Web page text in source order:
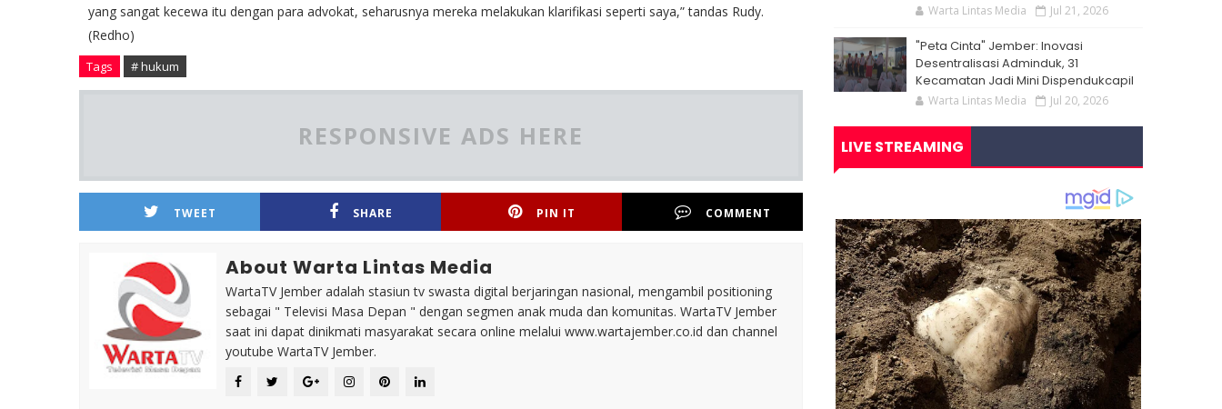
yang sangat kecewa itu dengan para advokat, seharusnya mereka melakukan klarifikasi seperti saya,” tandas Rudy.
(Redho)
Tags # hukum
RESPONSIVE ADS HERE
TWEET SHARE PIN IT COMMENT
About Warta Lintas Media
WartaTV Jember adalah stasiun tv swasta digital berjaringan nasional, mengambil positioning
sebagai " Televisi Masa Depan " dengan segmen anak muda dan komunitas. WartaTV Jember
saat ini dapat dinikmati masyarakat secara online melalui www.wartajember.co.id dan channel
youtube WartaTV Jember.
Warta Lintas Media Jul 21, 2026
"Peta Cinta" Jember: Inovasi
Desentralisasi Adminduk, 31
Kecamatan Jadi Mini Dispendukcapil
Warta Lintas Media Jul 20, 2026
LIVE STREAMING